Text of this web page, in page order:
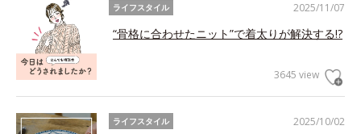
2025/11/07
ライフスタイル
“骨格に合わせたニット”で着太りが解決する!?
3645 view
2025/10/02
ライフスタイル